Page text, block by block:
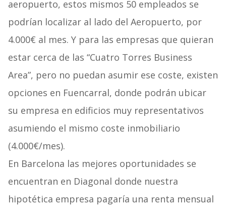
aeropuerto, estos mismos 50 empleados se
podrían localizar al lado del Aeropuerto, por
4.000€ al mes. Y para las empresas que quieran
estar cerca de las “Cuatro Torres Business
Area”, pero no puedan asumir ese coste, existen
opciones en Fuencarral, donde podrán ubicar
su empresa en edificios muy representativos
asumiendo el mismo coste inmobiliario
(4.000€/mes).
En Barcelona las mejores oportunidades se
encuentran en Diagonal donde nuestra
hipotética empresa pagaría una renta mensual